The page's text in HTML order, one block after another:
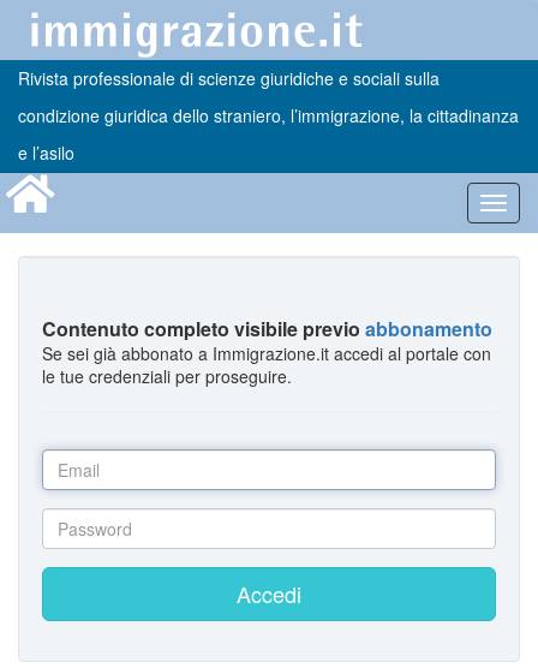
Rivista professionale di scienze giuridiche e sociali sulla
condizione giuridica dello straniero, l’immigrazione, la cittadinanza
e l’asilo
Contenuto completo visibile previo abbonamento
Se sei già abbonato a Immigrazione.it accedi al portale con
le tue credenziali per proseguire.
Accedi